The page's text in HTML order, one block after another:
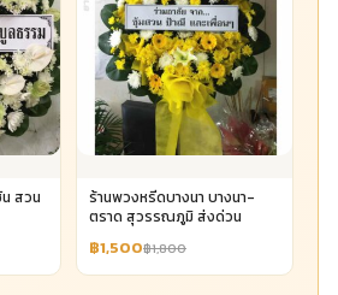
สวน
ร้านพวงหรีดบางนา บางนา-
ตราด สุวรรณภูมิ ส่งด่วน
฿1,500฿1,800